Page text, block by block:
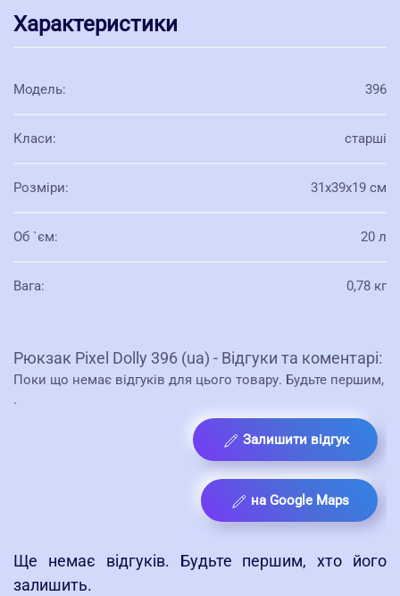
Характеристики
Модель: 396
Класи: старші
Розміри: 31х39х19 см
Об `єм: 20 л
Вага: 0,78 кг
Рюкзак Pixel Dolly 396 (ua) - Відгуки та коментарі:
Поки що немає відгуків для цього товару. Будьте першим,
.
Залишити відгук
на Google Maps
Ще немає відгуків. Будьте першим, хто його
залишить.